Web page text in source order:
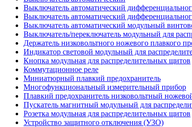
Выключатель автоматический
Выключатель автоматический
Выключатель автоматический модульный
Выключатель/переключатель модульный для
Держатель низковольтного ножевого плавкого
Индикатор световой модульный для
Кнопка модульная для распределительных щитов
Коммутационное реле
Миниатюрный плавкий предохранитель
Многофункциональный измерительный прибор
Плавкий предохранитель низковольтный
Пускатель магнитный модульный для
Розетка модульная для распределительных щитов
Устройство защитного отключения (УЗО)